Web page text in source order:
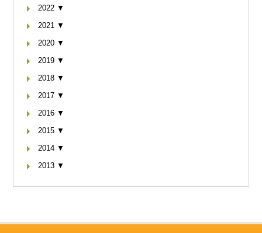
2022 ▼
2021 ▼
2020 ▼
2019 ▼
2018 ▼
2017 ▼
2016 ▼
2015 ▼
2014 ▼
2013 ▼